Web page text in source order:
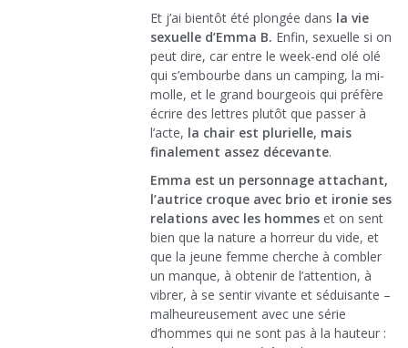
Et j’ai bientôt été plongée dans la vie
sexuelle d’Emma B. Enfin, sexuelle si on
peut dire, car entre le week-end olé olé
qui s’embourbe dans un camping, la mi-
molle, et le grand bourgeois qui préfère
écrire des lettres plutôt que passer à
l’acte, la chair est plurielle, mais
finalement assez décevante.
Emma est un personnage attachant,
l’autrice croque avec brio et ironie ses
relations avec les hommes et on sent
bien que la nature a horreur du vide, et
que la jeune femme cherche à combler
un manque, à obtenir de l’attention, à
vibrer, à se sentir vivante et séduisante –
malheureusement avec une série
d’hommes qui ne sont pas à la hauteur :